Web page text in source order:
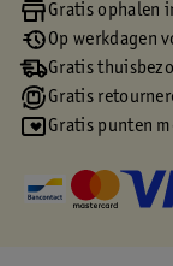
Gratis ophalen
Op werkdagen
Gratis
Gratis
Gratis punten